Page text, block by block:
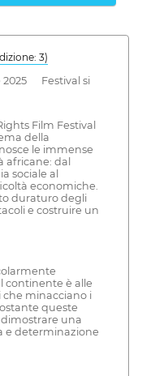
3)
2025 Festival si
Film Festival
della
le immense
dal
sociale al
economiche.
duraturo degli
e costruire un
continente è alle
minacciano i
queste
una
e determinazione